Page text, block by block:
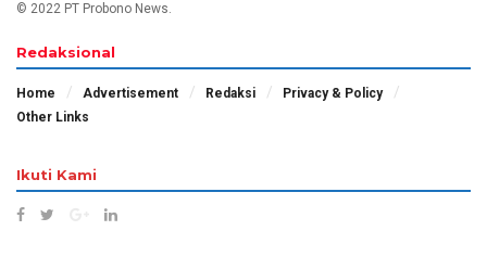
© 2022 PT Probono News.
Redaksional
Home Advertisement Redaksi
Privacy & Policy
Other Links
Ikuti Kami